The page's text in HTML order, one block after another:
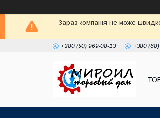
Зараз компанія не може
+380 (50) 969-08-13 +380